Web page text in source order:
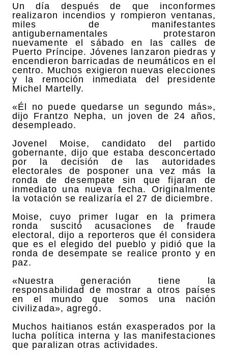
Un día después de que inconformes
realizaron incendios y rompieron ventanas,
miles de manifestantes
antigubernamentales protestaron
nuevamente el sábado en las calles de
Puerto Príncipe. Jóvenes lanzaron piedras y
encendieron barricadas de neumáticos en el
centro. Muchos exigieron nuevas elecciones
y la remoción inmediata del presidente
Michel Martelly.
«Él no puede quedarse un segundo más»,
dijo Frantzo Nepha, un joven de 24 años,
desempleado.
Jovenel Moise, candidato del partido
gobernante, dijo que estaba desconcertado
por la decisión de las autoridades
electorales de posponer una vez más la
ronda de desempate sin que fijaran de
inmediato una nueva fecha. Originalmente
la votación se realizaría el 27 de diciembre.
Moise, cuyo primer lugar en la primera
ronda suscitó acusaciones de fraude
electoral, dijo a reporteros que él considera
que es el elegido del pueblo y pidió que la
ronda de desempate se realice pronto y en
paz.
«Nuestra generación tiene la
responsabilidad de mostrar a otros países
en el mundo que somos una nación
civilizada», agregó.
Muchos haitianos están exasperados por la
lucha política interna y las manifestaciones
que paralizan otras actividades.